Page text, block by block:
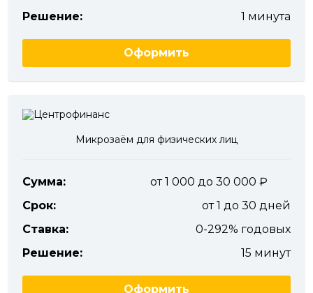
Решение:
1 минута
Оформить
Микрозаём для физических лиц
Сумма:
от 1 000 до 30 000
Срок:
от 1 до 30 дней
Ставка:
0-292% годовых
Решение:
15 минут
Оформить